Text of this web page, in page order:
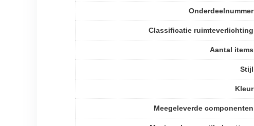
Onderdeelnummer
Classificatie ruimteverlichting
Aantal items
Stijl
Kleur
Meegeleverde componenten